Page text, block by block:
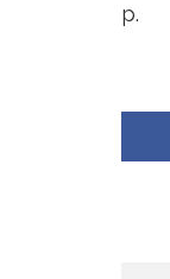
p.